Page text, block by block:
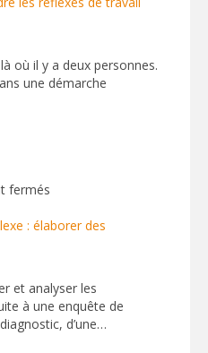
où il y a deux personnes.
une démarche
fermés
et analyser les
à une enquête de
d’une…